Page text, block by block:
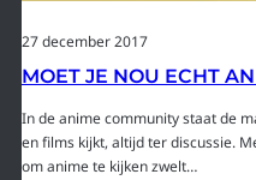
27 december 2017
MOET JE NOU ECHT
In de anime community staat de
en films kijkt, altijd ter discussie.
om anime te kijken zwelt…